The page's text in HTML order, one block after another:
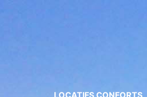
LOCATIFS CONFORTS